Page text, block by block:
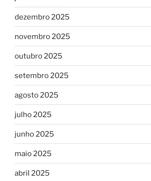
dezembro 2025
novembro 2025
outubro 2025
setembro 2025
agosto 2025
julho 2025
junho 2025
maio 2025
abril 2025